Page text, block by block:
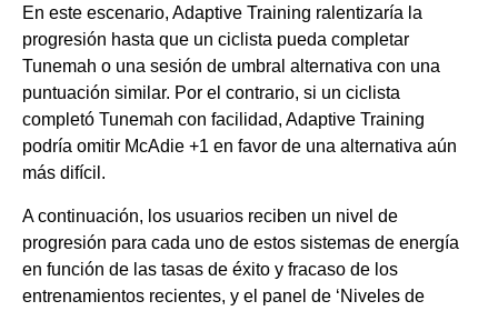
En este escenario, Adaptive Training ralentizaría la
progresión hasta que un ciclista pueda completar
Tunemah o una sesión de umbral alternativa con una
puntuación similar. Por el contrario, si un ciclista
completó Tunemah con facilidad, Adaptive Training
podría omitir McAdie +1 en favor de una alternativa aún
más difícil.
A continuación, los usuarios reciben un nivel de
progresión para cada uno de estos sistemas de energía
en función de las tasas de éxito y fracaso de los
entrenamientos recientes, y el panel de ‘Niveles de